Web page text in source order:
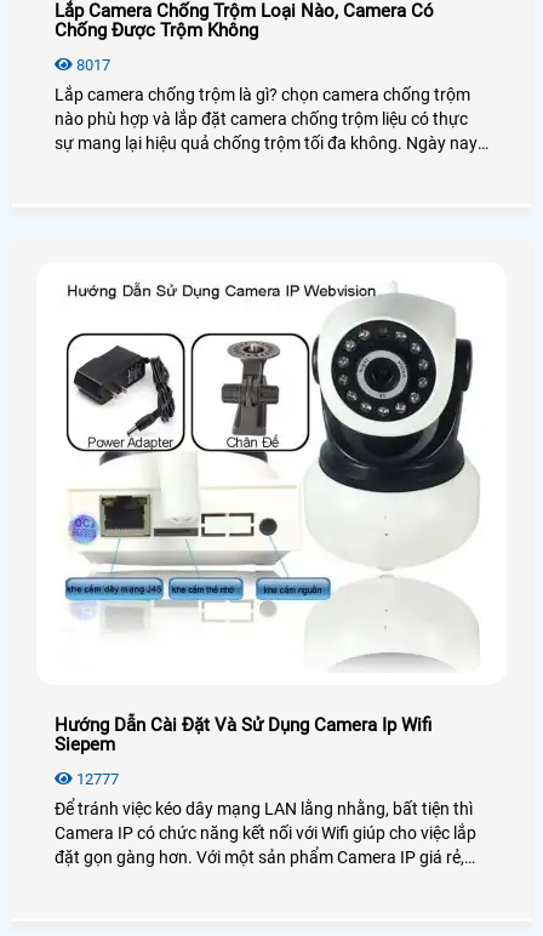
Lắp Camera Chống Trộm Loại Nào, Camera Có
Chống Được Trộm Không
8017
Lắp camera chống trộm là gì? chọn camera chống trộm
nào phù hợp và lắp đặt camera chống trộm liệu có thực
sự mang lại hiệu quả chống trộm tối đa không. Ngày nay
Hướng Dẫn Cài Đặt Và Sử Dụng Camera Ip Wifi
Siepem
12777
Để tránh việc kéo dây mạng LAN lằng nhằng, bất tiện thì
Camera IP có chức năng kết nối với Wifi giúp cho việc lắp
đặt gọn gàng hơn. Với một sản phẩm Camera IP giá rẻ,